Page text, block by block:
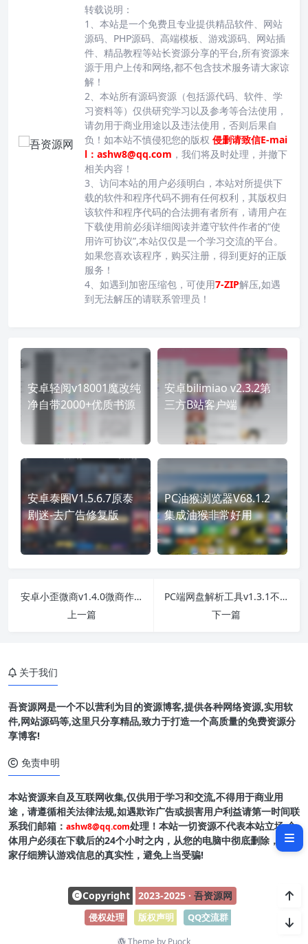
转载说明：
1、本站是一个免费且专业提供精品软件、网站
源码、PHP源码、高端模板、游戏源码、网站插
件、精品教程等站长资源分享的平台,所有资源来
源于用户上传和网络,都不包含技术服务请大家谅
解！
2、本站所有源码资源（包括源代码、软件、学
习资料等）仅供研究学习以及参考等合法使用，
请勿用于商业用途以及违法使用，否则后果自
负！如本站不慎侵犯您的版权 侵删请致信E-mai
l：ashw8@qq.com ，我们将及时处理，并撤下
相关内容！
3、访问本站的用户必须明白，本站对所提供下
载的软件和程序代码不拥有任何权利，其版权归
该软件和程序代码的合法拥有者所有，请用户在
下载使用前必须详细阅读并遵守软件作者的“使
用许可协议”,本站仅仅是一个学习交流的平台。
如果您喜欢该程序，购买注册，得到更好的正版
服务！
4、如遇到加密压缩包，可使用7-ZIP解压,如遇
到无法解压的请联系管理员！
安卓轻阅v18001魔改纯
净自带2000+优质书源
安卓bilimiao v2.3.2第
三方B站客户端
安卓泰圈V1.5.6.7原泰
剧迷-去广告修复版
PC油猴浏览器V68.1.2
集成油猴非常好用
安卓小歪微商v1.4.0微商作图工具解锁VIP版
上一篇
PC端网盘解析工具v1.3.1不限速下载神器
下一篇
软件介绍
软件截图
关于我们
吾资源网是一个不以营利为目的资源博客,提供各种网络资源,实用软
件,网站源码等,这里只分享精品,致力于打造一个高质量的免费资源分
享博客!
免责申明
本站资源来自及互联网收集,仅供用于学习和交流,不得用于商业用
途，请遵循相关法律法规,如遇欺诈广告或损害用户利益请第一时间联
系我们邮箱： ashw8@qq.com处理！本站一切资源不代表本站立场,全
体用户必须在下载后的24个小时之内，从您的电脑中彻底删除，请玩
家仔细辨认游戏信息的真实性，避免上当受骗!
Copyright 2023-2025 · 吾资源网
侵权处理 版权声明 QQ交流群
Theme by Puock